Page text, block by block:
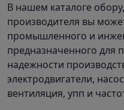
В нашем каталоге
производителя вы
промышленного и
предназначенного для
надежности
электродвигатели,
вентиляция, упп и